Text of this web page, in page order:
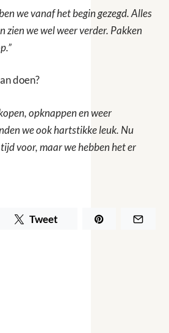
we vanaf het begin gezegd. Alles
zien we wel weer verder. Pakken
doen?
opknappen en weer
we ook hartstikke leuk. Nu
voor, maar we hebben het er
Tweet